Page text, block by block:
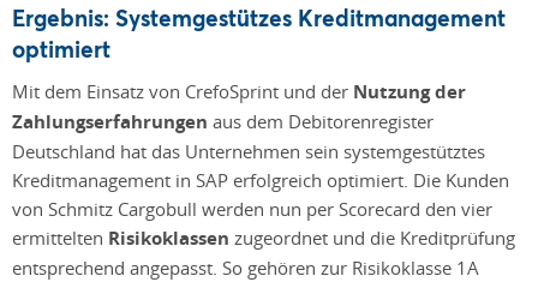
Ergebnis: Systemgestützes Kreditmanagement
optimiert
Mit dem Einsatz von CrefoSprint und der Nutzung der
Zahlungserfahrungen aus dem Debitorenregister
Deutschland hat das Unternehmen sein systemgestütztes
Kreditmanagement in SAP erfolgreich optimiert. Die Kunden
von Schmitz Cargobull werden nun per Scorecard den vier
ermittelten Risikoklassen zugeordnet und die Kreditprüfung
entsprechend angepasst. So gehören zur Risikoklasse 1A